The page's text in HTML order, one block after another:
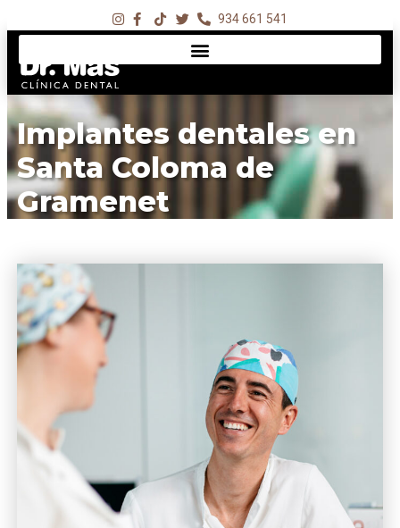
934 661 541
Implantes dentales en
Santa Coloma de
Gramenet